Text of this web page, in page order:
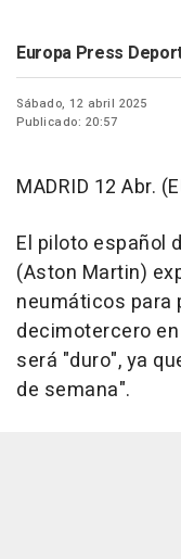
Europa Press
Sábado, 12 abril 2025
Publicado: 20:57
MADRID 12 Abr.
El piloto español
(Aston Martin)
neumáticos para
decimotercero
será "duro", ya
de semana".